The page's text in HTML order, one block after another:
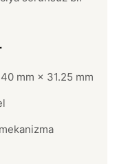
mm × 31.25 mm